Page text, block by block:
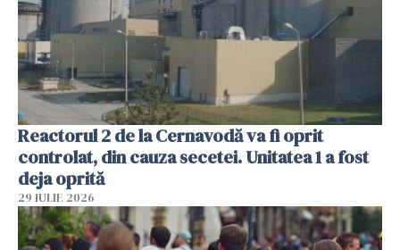
Reactorul 2 de la Cernavodă va fi oprit
controlat, din cauza secetei. Unitatea 1 a fost
deja oprită
29 IULIE 2026